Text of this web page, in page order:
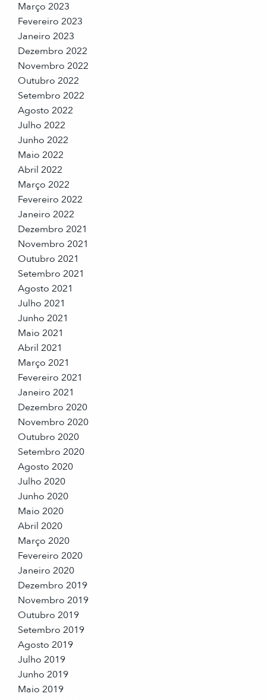
Março 2023
Fevereiro 2023
Janeiro 2023
Dezembro 2022
Novembro 2022
Outubro 2022
Setembro 2022
Agosto 2022
Julho 2022
Junho 2022
Maio 2022
Abril 2022
Março 2022
Fevereiro 2022
Janeiro 2022
Dezembro 2021
Novembro 2021
Outubro 2021
Setembro 2021
Agosto 2021
Julho 2021
Junho 2021
Maio 2021
Abril 2021
Março 2021
Fevereiro 2021
Janeiro 2021
Dezembro 2020
Novembro 2020
Outubro 2020
Setembro 2020
Agosto 2020
Julho 2020
Junho 2020
Maio 2020
Abril 2020
Março 2020
Fevereiro 2020
Janeiro 2020
Dezembro 2019
Novembro 2019
Outubro 2019
Setembro 2019
Agosto 2019
Julho 2019
Junho 2019
Maio 2019